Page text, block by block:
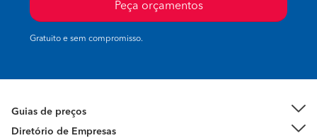
Peça orçamentos
Gratuito e sem compromisso.
Guias de preços
Diretório de Empresas